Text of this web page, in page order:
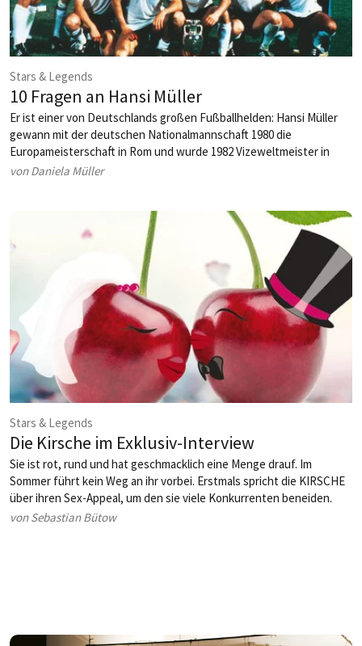
Stars & Legends
10 Fragen an Hansi Müller
Er ist einer von Deutschlands großen Fußballhelden: Hansi Müller
gewann mit der deutschen Nationalmannschaft 1980 die
Europameisterschaft in Rom und wurde 1982 Vizeweltmeister in
Spanien.
von Daniela Müller
Stars & Legends
Die Kirsche im Exklusiv-Interview
Sie ist rot, rund und hat geschmacklich eine Menge drauf. Im
Sommer führt kein Weg an ihr vorbei. Erstmals spricht die KIRSCHE
über ihren Sex-Appeal, um den sie viele Konkurrenten beneiden.
von Sebastian Bütow